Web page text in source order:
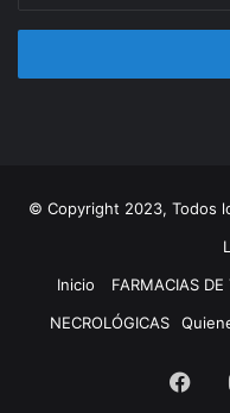
© Copyright 2023, Todos
Inicio
FARMACIAS DE
NECROLÓGICAS